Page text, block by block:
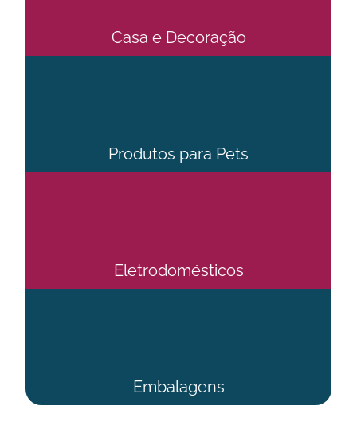
Casa e Decoração
Produtos para Pets
Eletrodomésticos
Embalagens